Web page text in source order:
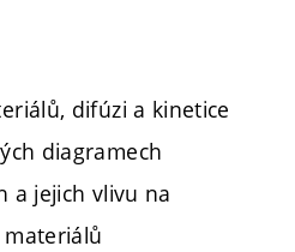
difúzi a kinetice
diagramech
a jejich vlivu na